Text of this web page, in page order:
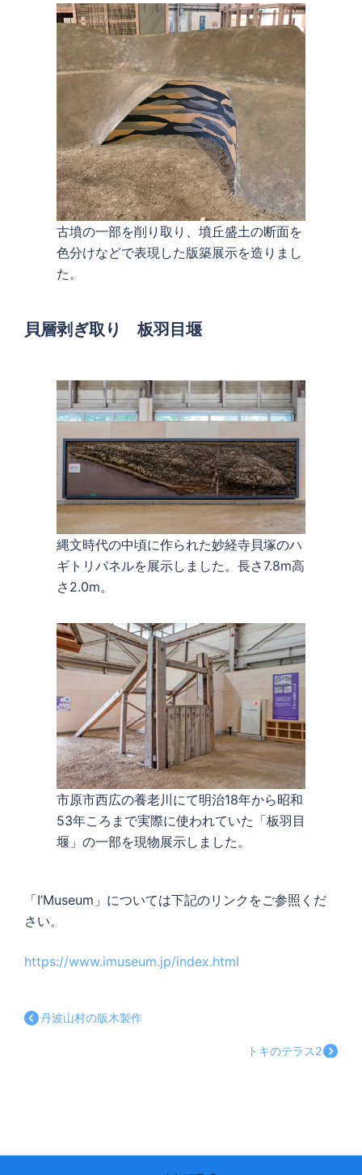
古墳の一部を削り取り、墳丘盛土の断面を
色分けなどで表現した版築展示を造りまし
た。
貝層剥ぎ取り 板羽目堰
縄文時代の中頃に作られた妙経寺貝塚のハ
ギトリパネルを展示しました。長さ7.8m高
さ2.0m。
市原市西広の養老川にて明治18年から昭和
53年ころまで実際に使われていた「板羽目
堰」の一部を現物展示しました。
「I’Museum」については下記のリンクをご参照くだ
さい。
https://www.imuseum.jp/index.html
丹波山村の版木製作
トキのテラス2